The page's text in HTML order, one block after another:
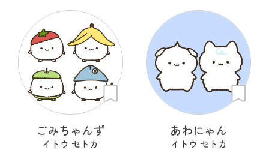
ごみちゃんず
イトウ セトカ
あわにゃん
イトウ セトカ